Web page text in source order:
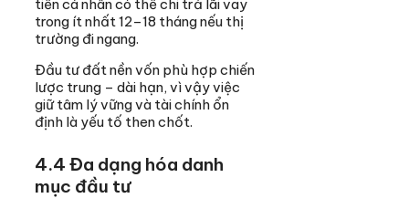
tiền cá nhân có thể chi trả lãi vay
trong ít nhất 12–18 tháng nếu thị
trường đi ngang.
Đầu tư đất nền vốn phù hợp chiến
lược trung – dài hạn, vì vậy việc
giữ tâm lý vững và tài chính ổn
định là yếu tố then chốt.
4.4 Đa dạng hóa danh
mục đầu tư